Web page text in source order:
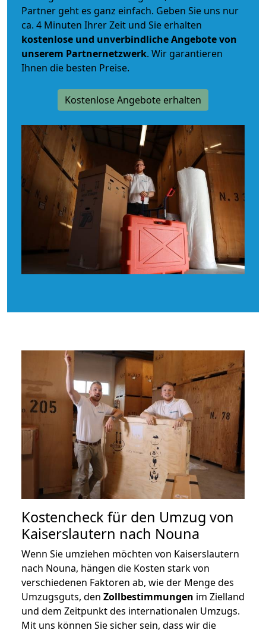
Partner geht es ganz einfach. Geben Sie uns nur
ca. 4 Minuten Ihrer Zeit und Sie erhalten
kostenlose und unverbindlicheAngebote von
unserem Partnernetzwerk. Wir garantieren
Ihnen die besten Preise.
Kostenlose Angebote erhalten
Kostencheck für den Umzug von
Kaiserslautern nach Nouna
Wenn Sie umziehen möchten von Kaiserslautern
nach Nouna, hängen die Kosten stark von
verschiedenen Faktoren ab, wie der Menge des
Umzugsguts, den Zollbestimmungen im Zielland
und dem Zeitpunkt des internationalen Umzugs.
Mit uns können Sie sicher sein, dass wir die